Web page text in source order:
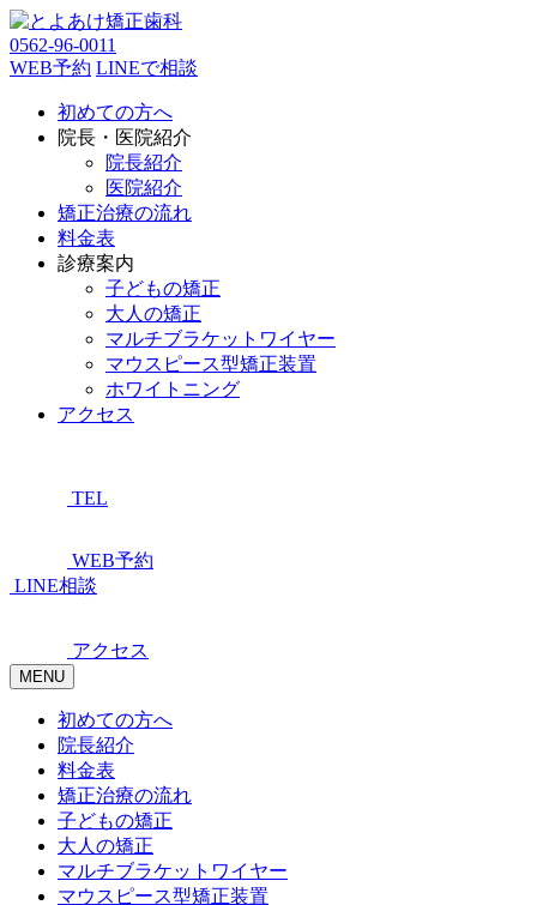
0562-96-0011
WEB予約 LINEで相談
初めての方へ
院長・医院紹介
院長紹介
医院紹介
矯正治療の流れ
料金表
診療案内
子どもの矯正
大人の矯正
マルチブラケットワイヤー
マウスピース型矯正装置
ホワイトニング
アクセス
TEL
WEB予約
LINE相談
アクセス
MENU
初めての方へ
院長紹介
料金表
矯正治療の流れ
子どもの矯正
大人の矯正
マルチブラケットワイヤー
マウスピース型矯正装置